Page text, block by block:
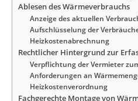
Ablesen des Wärmeverbrauchs
Anzeige des aktuellen
Aufschlüsselung der
Heizkostenabrechnung
Rechtlicher Hintergrund zur
Verpflichtung der Vermieter
Anforderungen an
Heizkostenverordnung
Fachgerechte Montage von